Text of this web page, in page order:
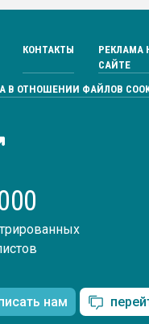
КОНТАКТЫ
РЕКЛАМА
САЙТЕ
В ОТНОШЕНИИ ФАЙЛОВ
нам